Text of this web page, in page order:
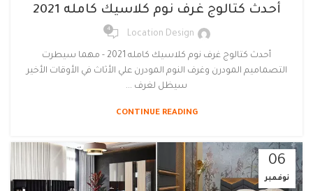
أحدث كتالوج غرف نوم كلاسيك كامله 2021
Location Design
4
أحدث كتالوج غرف نوم كلاسيك كامله 2021 - مهما سيطرت
التصماميم المودرن وغرف النوم المودرن علي الأثاث في الأوقات الأخير
سيظل لغرف ...
CONTINUE READING
06
نوفمبر